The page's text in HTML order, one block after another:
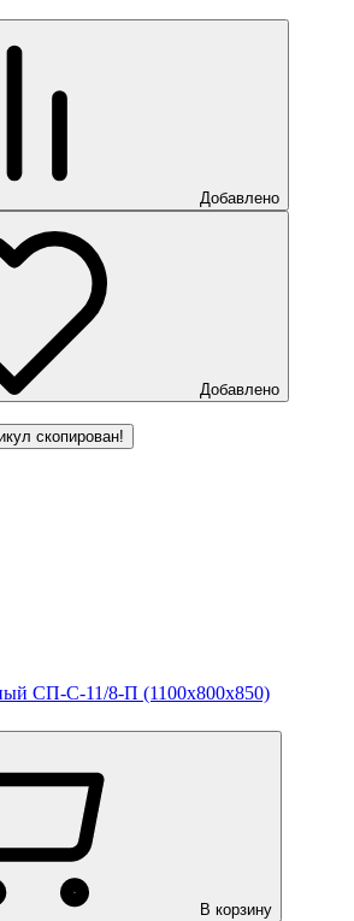
Добавлено
Добавлено
скопирован!
СП-С-11/8-П (1100х800х850)
В корзину